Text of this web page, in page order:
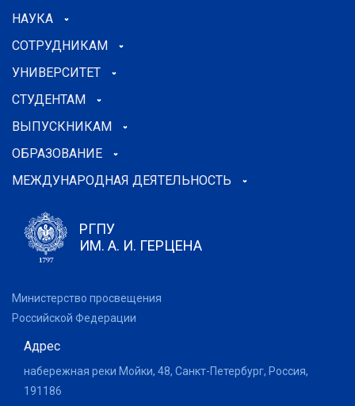
НАУКА
СОТРУДНИКАМ
УНИВЕРСИТЕТ
СТУДЕНТАМ
ВЫПУСКНИКАМ
ОБРАЗОВАНИЕ
МЕЖДУНАРОДНАЯ ДЕЯТЕЛЬНОСТЬ
РГПУ
ИМ. А. И. ГЕРЦЕНА
Министерство просвещения
Российской Федерации
Адрес
набережная реки Мойки, 48, Санкт-Петербург, Россия,
191186